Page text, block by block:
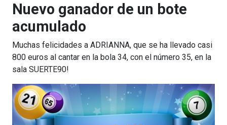
Nuevo ganador de un bote
acumulado
Muchas felicidades a ADRIANNA, que se ha llevado casi
800 euros al cantar en la bola 34, con el número 35, en la
sala SUERTE90!